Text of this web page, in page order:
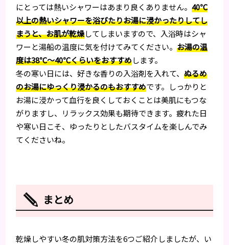
にとっては熱いシャワーはあまり良くありません。40℃
以上の熱いシャワーを浴びたりお湯に浸かったりしてし
まうと、お肌が乾燥してしまいますので、入浴時はシャ
ワーと湯船の温度に気を付けてみてください。お湯の温
度は38℃～40℃くらいをおすすめします。
冬の寒い日には、好きな香りの入浴剤を入れて、ぬるめ
のお湯にゆっくり浸かるのもおすすめです。しっかりと
お湯に浸かって血行を良くしておくことは美肌にもつな
がりますし、リラックス効果も期待できます。疲れた日
や寒い日こそ、ゆったりとしたバスタイムを楽しんでみ
てくださいね。
まとめ
乾燥しやすい冬の肌対策方法を6つご紹介しましたが、い